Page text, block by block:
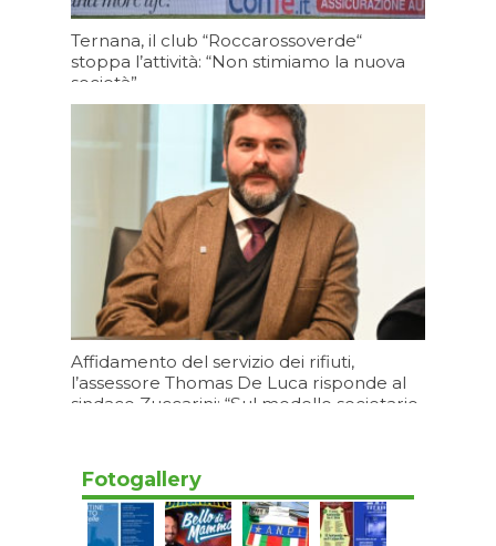
Ternana, il club “Roccarossoverde“
stoppa l’attività: “Non stimiamo la nuova
società”
Affidamento del servizio dei rifiuti,
l’assessore Thomas De Luca risponde al
sindaco Zuccarini: “Sul modello societario
Fotogallery